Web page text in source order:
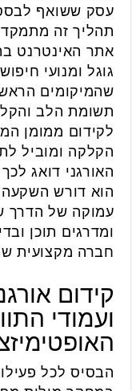
עסק ששואף
תהליך זה מתמקד
אתר האינטרנט
גוגל ומנועי
שהמיקומים
תשומת הלב
לקידום ממומן
הקלקה ומוביל
האורגני דואג
הוא דורש
עמוקה של הדרך
ומדרגים תוכן
חברה מקצועית
קידום
ועמודי
הבסיס לכל